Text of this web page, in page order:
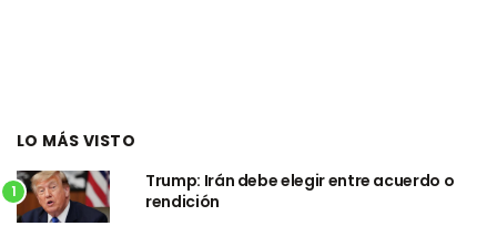
LO MÁS VISTO
1
Trump: Irán debe elegir entre acuerdo o
rendición